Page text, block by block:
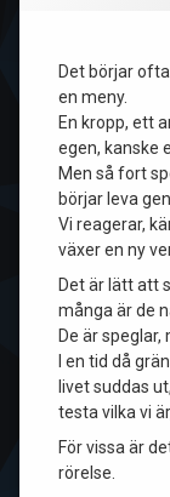
Det börjar
en meny.
En kropp, ett
egen, kanske
Men så fort
börjar leva
Vi reagerar,
växer en ny
Det är lätt att
många är de
De är
I en tid då
livet suddas
testa vilka vi
För vissa är
rörelse.